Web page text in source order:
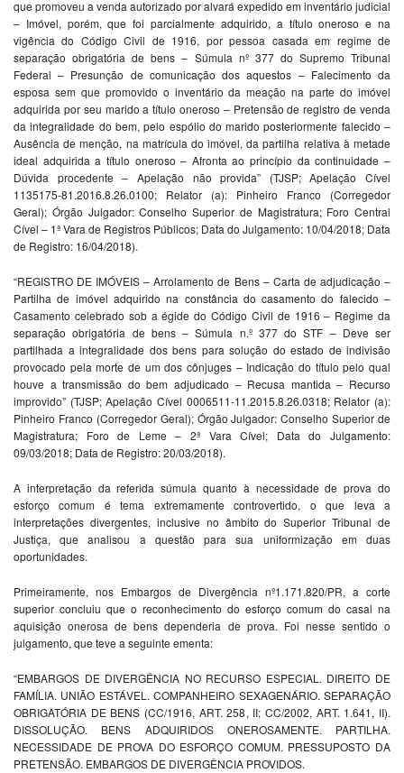
que promoveu a venda autorizado por alvará expedido em inventário judicial
– Imóvel, porém, que foi parcialmente adquirido, a título oneroso e na
vigência do Código Civil de 1916, por pessoa casada em regime de
separação obrigatória de bens – Súmula nº 377 do Supremo Tribunal
Federal – Presunção de comunicação dos aquestos – Falecimento da
esposa sem que promovido o inventário da meação na parte do imóvel
adquirida por seu marido a título oneroso – Pretensão de registro de venda
da integralidade do bem, pelo espólio do marido posteriormente falecido –
Ausência de menção, na matrícula do imóvel, da partilha relativa à metade
ideal adquirida a título oneroso – Afronta ao princípio da continuidade –
Dúvida procedente – Apelação não provida” (TJSP; Apelação Cível
1135175-81.2016.8.26.0100; Relator (a): Pinheiro Franco (Corregedor
Geral); Órgão Julgador: Conselho Superior de Magistratura; Foro Central
Cível – 1ª Vara de Registros Públicos; Data do Julgamento: 10/04/2018; Data
de Registro: 16/04/2018).
“REGISTRO DE IMÓVEIS – Arrolamento de Bens – Carta de adjudicação –
Partilha de imóvel adquirido na constância do casamento do falecido –
Casamento celebrado sob a égide do Código Civil de 1916 – Regime da
separação obrigatória de bens – Súmula n.º 377 do STF – Deve ser
partilhada a integralidade dos bens para solução do estado de indivisão
provocado pela morte de um dos cônjuges – Indicação do título pelo qual
houve a transmissão do bem adjudicado – Recusa mantida – Recurso
improvido” (TJSP; Apelação Cível 0006511-11.2015.8.26.0318; Relator (a):
Pinheiro Franco (Corregedor Geral); Órgão Julgador: Conselho Superior de
Magistratura; Foro de Leme – 2ª Vara Cível; Data do Julgamento:
09/03/2018; Data de Registro: 20/03/2018).
A interpretação da referida súmula quanto à necessidade de prova do
esforço comum é tema extremamente controvertido, o que leva a
interpretações divergentes, inclusive no âmbito do Superior Tribunal de
Justiça, que analisou a questão para sua uniformização em duas
oportunidades.
Primeiramente, nos Embargos de Divergência nº1.171.820/PR, a corte
superior concluiu que o reconhecimento do esforço comum do casal na
aquisição onerosa de bens dependeria de prova. Foi nesse sentido o
julgamento, que teve a seguinte ementa:
“EMBARGOS DE DIVERGÊNCIA NO RECURSO ESPECIAL. DIREITO DE
FAMÍLIA. UNIÃO ESTÁVEL. COMPANHEIRO SEXAGENÁRIO. SEPARAÇÃO
OBRIGATÓRIA DE BENS (CC/1916, ART. 258, II; CC/2002, ART. 1.641, II).
DISSOLUÇÃO. BENS ADQUIRIDOS ONEROSAMENTE. PARTILHA.
NECESSIDADE DE PROVA DO ESFORÇO COMUM. PRESSUPOSTO DA
PRETENSÃO. EMBARGOS DE DIVERGÊNCIA PROVIDOS.